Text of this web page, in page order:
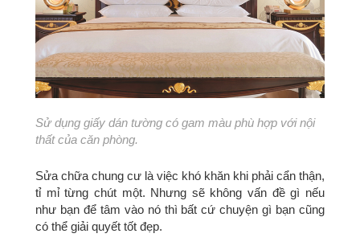
Sử dụng giấy dán tường có gam màu phù hợp với nội
thất của căn phòng.
Sửa chữa chung cư là việc khó khăn khi phải cẩn thận,
tỉ mỉ từng chút một. Nhưng sẽ không vấn đề gì nếu
như bạn để tâm vào nó thì bất cứ chuyện gì bạn cũng
có thể giải quyết tốt đẹp.